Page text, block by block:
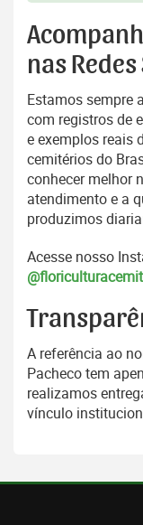
nas
Estamos sempre
com registros de
e exemplos reais
cemitérios do
conhecer melhor
atendimento e a
produzimos
Acesse nosso
A referência ao
Pacheco tem
realizamos
vínculo